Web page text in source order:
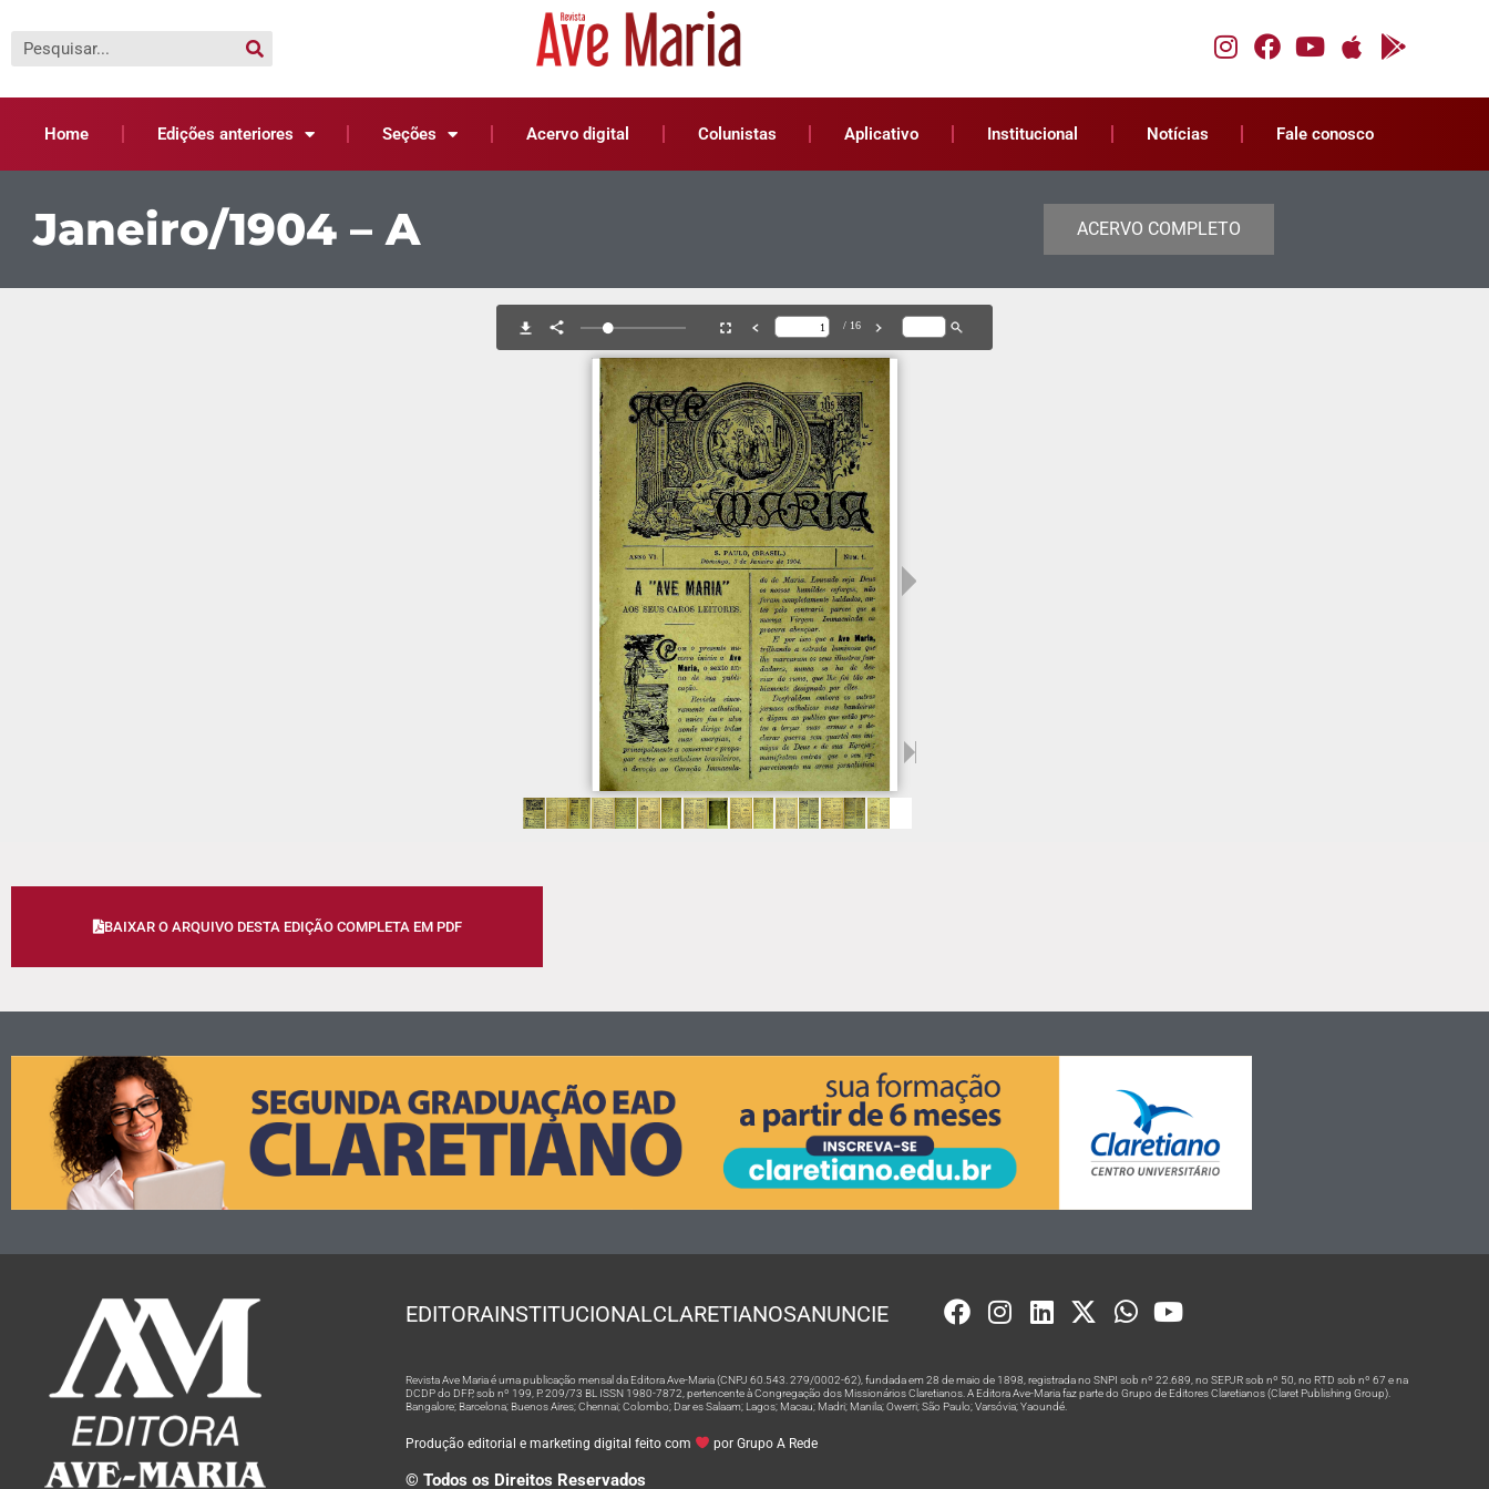
Home Edições anteriores Seções Acervo digital Colunistas Aplicativo Institucional Notícias Fale conosco
Janeiro/1904 – A ACERVO COMPLETO
BAIXAR O ARQUIVO DESTA EDIÇÃO COMPLETA EM PDF
EDITORAINSTITUCIONALCLARETIANOSANUNCIE
Revista Ave Maria é uma publicação mensal da Editora Ave-Maria (CNPJ 60.543. 279/0002-62), fundada em 28 de maio de 1898, registrada no SNPI sob nº 22.689, no SEPJR sob nº 50, no RTD sob nº 67 e na
DCDP do DFP, sob nº 199, P. 209/73 BL ISSN 1980-7872, pertencente à Congregação dos Missionários Claretianos. A Editora Ave-Maria faz parte do Grupo de Editores Claretianos (Claret Publishing Group).
Bangalore; Barcelona; Buenos Aires; Chennai; Colombo; Dar es Salaam; Lagos; Macau; Madri; Manila; Owerri; São Paulo; Varsóvia; Yaoundé.
Produção editorial e marketing digital feito com por Grupo A Rede
© Todos os Direitos Reservados